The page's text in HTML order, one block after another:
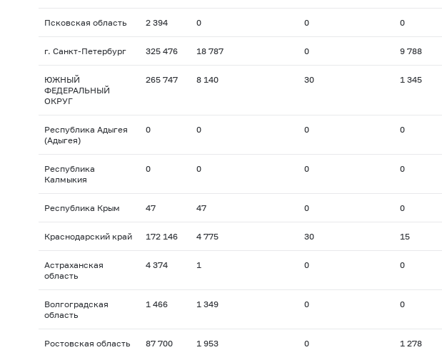
Псковская область 2 394 0 0 0
г. Санкт-Петербург 325 476 18 787 0 9 788
ЮЖНЫЙ
ФЕДЕРАЛЬНЫЙ
ОКРУГ
265 747 8 140 30 1 345
Республика Адыгея
(Адыгея)
0 0 0 0
Республика
Калмыкия
0 0 0 0
Республика Крым 47 47 0 0
Краснодарский край 172 146 4 775 30 15
Астраханская
область
4 374 1 0 0
Волгоградская
область
1 466 1 349 0 0
Ростовская область 87 700 1 953 0 1 278